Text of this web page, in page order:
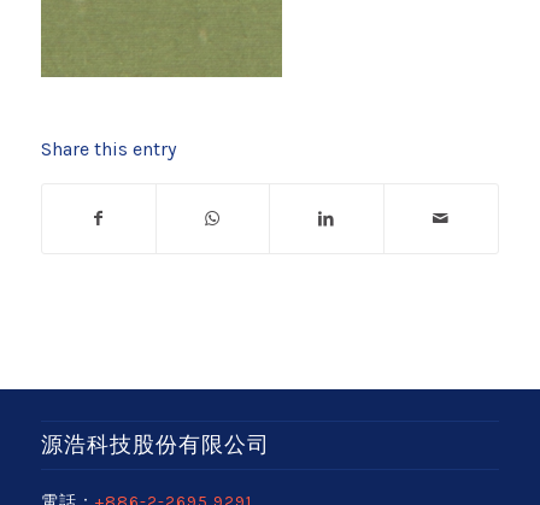
Share this entry
源浩科技股份有限公司